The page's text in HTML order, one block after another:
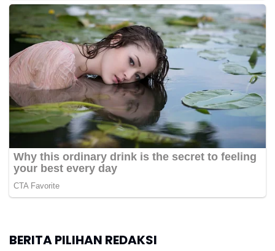
BERITA PILIHAN REDAKSI